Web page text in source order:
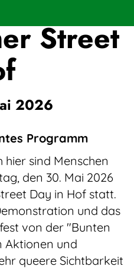
Street
2026
Programm
sind Menschen
den 30. Mai 2026
Day in Hof statt.
und das
von der "Bunten
Aktionen und
queere Sichtbarkeit